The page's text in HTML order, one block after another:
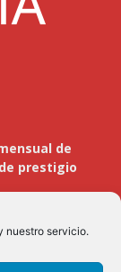
nuestro servicio.
de
prestigio